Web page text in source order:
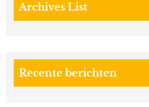
Archives List
Recente berichten